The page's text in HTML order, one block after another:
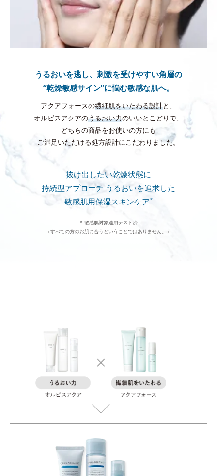
うるおいを逃し、刺激を受けやすい角層の
“乾燥敏感サイン”に悩む敏感な肌へ。
アクアフォースの繊細肌をいたわる設計と、
オルビスアクアのうるおい力のいいとこどりで、
どちらの商品をお使いの方にも
ご満足いただける処方設計にこだわりました。
抜け出したい乾燥状態に
持続型アプローチ うるおいを追求した
敏感肌用保湿スキンケア*
* 敏感肌対象連用テスト済
（すべての方のお肌に合うということではありません。）